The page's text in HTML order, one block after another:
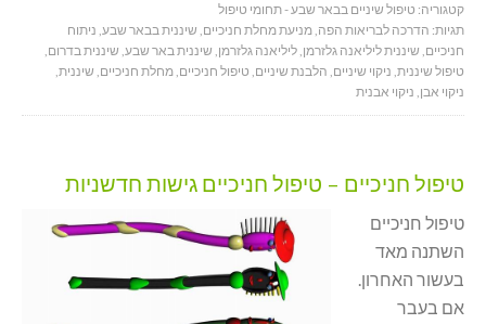
קטגוריה: טיפול שיניים בבאר שבע - תחומי טיפול
תגיות: הדרכה לבריאות הפה,מניעת מחלת חניכיים, שיננית בבאר שבע, ניתוח
חניכיים, שיננית ליליאנה גלזרמן,ליליאנה גלזרמן, שיננית באר שבע, שיננית בדרום,
טיפול שיננית, ניקוי שיניים, הלבנת שיניים, טיפול חניכיים,מחלת חניכיים, שיננית,
ניקוי אבן, ניקוי אבנית
טיפול חניכיים – טיפול חניכיים גישות חדשניות
טיפול חניכיים
השתנה מאד
בעשור האחרון.
אם בעבר